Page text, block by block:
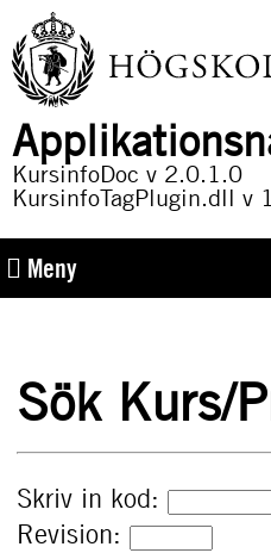
KursinfoDoc v 2.0.1.0
KursinfoTagPlugin.dll v
Meny
Sök Kurs/
Skriv in kod:
Revision: